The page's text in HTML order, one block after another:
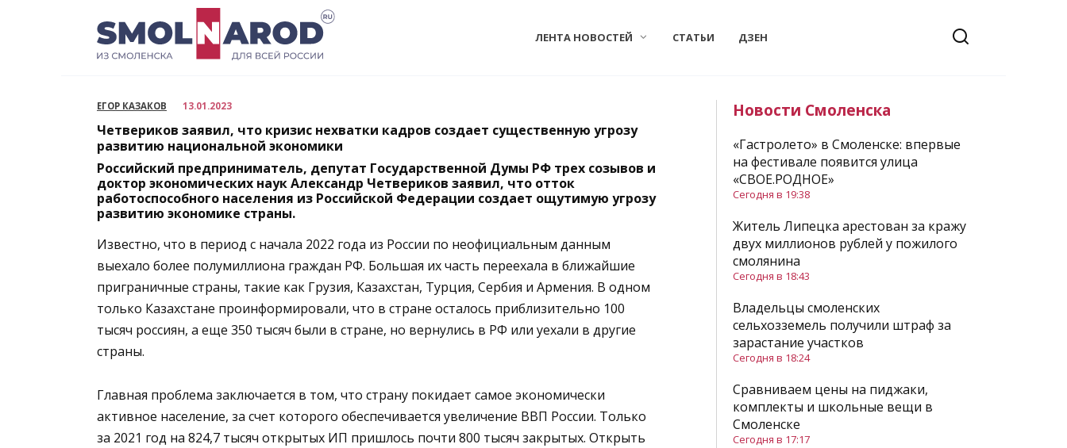
ЛЕНТА НОВОСТЕЙ СТАТЬИ ДЗЕН
ЕГОР КАЗАКОВ 13.01.2023
Четвериков заявил, что кризис нехватки кадров создает существенную угрозу
развитию национальной экономики
Российский предприниматель, депутат Государственной Думы РФ трех созывов и
доктор экономических наук Александр Четвериков заявил, что отток
работоспособного населения из Российской Федерации создает ощутимую угрозу
развитию экономике страны.
Известно, что в период с начала 2022 года из России по неофициальным данным
выехало более полумиллиона граждан РФ. Большая их часть переехала в ближайшие
приграничные страны, такие как Грузия, Казахстан, Турция, Сербия и Армения. В одном
только Казахстане проинформировали, что в стране осталось приблизительно 100
тысяч россиян, а еще 350 тысяч были в стране, но вернулись в РФ или уехали в другие
страны.
Главная проблема заключается в том, что страну покидает самое экономически
активное население, за счет которого обеспечивается увеличение ВВП России. Только
за 2021 год на 824,7 тысяч открытых ИП пришлось почти 800 тысяч закрытых. Открыть
Новости Смоленска
«Гастролето» в Смоленске: впервые
на фестивале появится улица
«СВОЕ.РОДНОЕ»
Сегодня в 19:38
Житель Липецка арестован за кражу
двух миллионов рублей у пожилого
смолянина
Сегодня в 18:43
Владельцы смоленских
сельхозземель получили штраф за
зарастание участков
Сегодня в 18:24
Сравниваем цены на пиджаки,
комплекты и школьные вещи в
Смоленске
Сегодня в 17:17